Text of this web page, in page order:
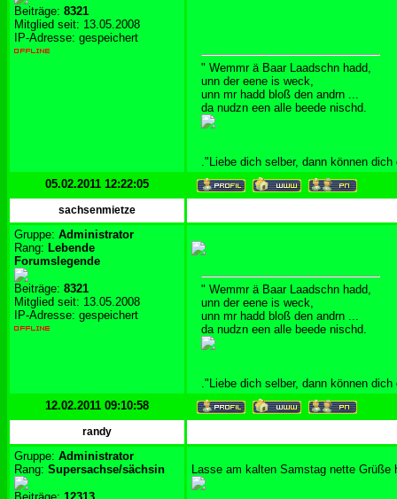
Beiträge: 8321
Mitglied seit: 13.05.2008
IP-Adresse: gespeichert
" Wemmr ä Baar Laadschn hadd,
unn der eene is weck,
unn mr hadd bloß den andrn ...
da nudzn een alle beede nischd.
."Liebe dich selber, dann können dich
05.02.2011 12:22:05
sachsenmietze
Gruppe: Administrator
Rang: Lebende
Forumslegende
Beiträge: 8321
Mitglied seit: 13.05.2008
IP-Adresse: gespeichert
" Wemmr ä Baar Laadschn hadd,
unn der eene is weck,
unn mr hadd bloß den andrn ...
da nudzn een alle beede nischd.
."Liebe dich selber, dann können dich
12.02.2011 09:10:58
randy
Gruppe: Administrator
Rang: Supersachse/sächsin Lasse am kalten Samstag nette Grüße